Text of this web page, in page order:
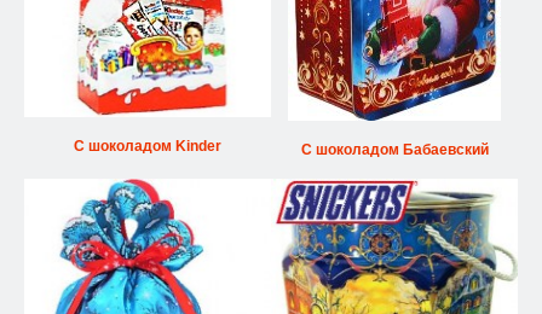
С шоколадом Kinder С шоколадом Бабаевский